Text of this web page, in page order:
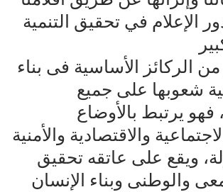
الإعلام في تحقيق التنمية
من الركائز الأساسية فى بناء
شعوبها على جميع
فهو يرتبط بالأوضاع
والاقتصادية والأمنية
ويقع على عاتقه تحقيق
والوطنى وبناء الإنسان